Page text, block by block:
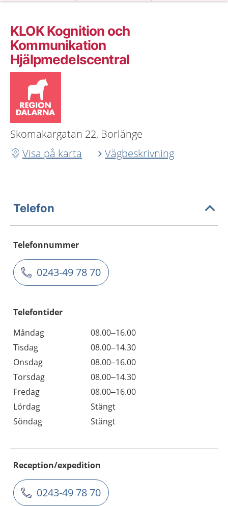
KLOK Kognition och
Kommunikation
Hjälpmedelscentral
Skomakargatan 22, Borlänge
Visa på karta
Vägbeskrivning
Telefon
Telefonnummer
0243-49 78 70
Telefontider
Måndag
08.00–16.00
Tisdag
08.00–14.30
Onsdag
08.00–16.00
Torsdag
08.00–14.30
Fredag
08.00–16.00
Lördag
Stängt
Söndag
Stängt
Reception/expedition
0243-49 78 70